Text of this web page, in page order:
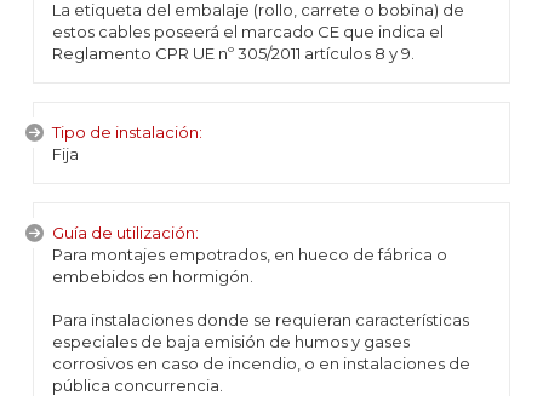
La etiqueta del embalaje (rollo, carrete o bobina) de
estos cables poseerá el marcado CE que indica el
Reglamento CPR UE nº 305/2011 artículos 8 y 9.
Tipo de instalación:
Fija
Guía de utilización:
Para montajes empotrados, en hueco de fábrica o
embebidos en hormigón.
Para instalaciones donde se requieran características
especiales de baja emisión de humos y gases
corrosivos en caso de incendio, o en instalaciones de
pública concurrencia.